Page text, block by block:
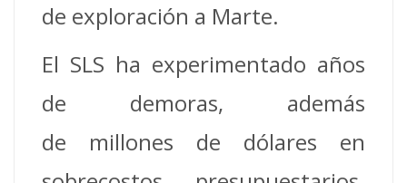
de exploración a Marte.
El SLS ha experimentado años
de demoras, además
de millones de dólares en